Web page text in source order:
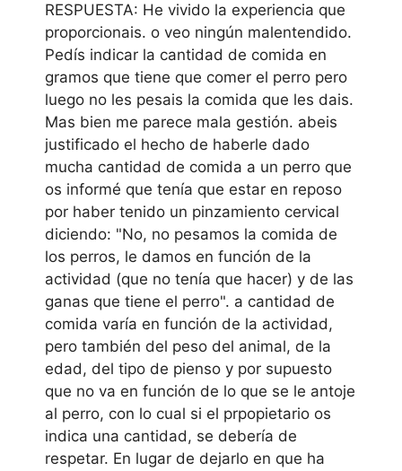
RESPUESTA: He vivido la experiencia que
proporcionais. o veo ningún malentendido.
Pedís indicar la cantidad de comida en
gramos que tiene que comer el perro pero
luego no les pesais la comida que les dais.
Mas bien me parece mala gestión. abeis
justificado el hecho de haberle dado
mucha cantidad de comida a un perro que
os informé que tenía que estar en reposo
por haber tenido un pinzamiento cervical
diciendo: "No, no pesamos la comida de
los perros, le damos en función de la
actividad (que no tenía que hacer) y de las
ganas que tiene el perro". a cantidad de
comida varía en función de la actividad,
pero también del peso del animal, de la
edad, del tipo de pienso y por supuesto
que no va en función de lo que se le antoje
al perro, con lo cual si el prpopietario os
indica una cantidad, se debería de
respetar. En lugar de dejarlo en que ha